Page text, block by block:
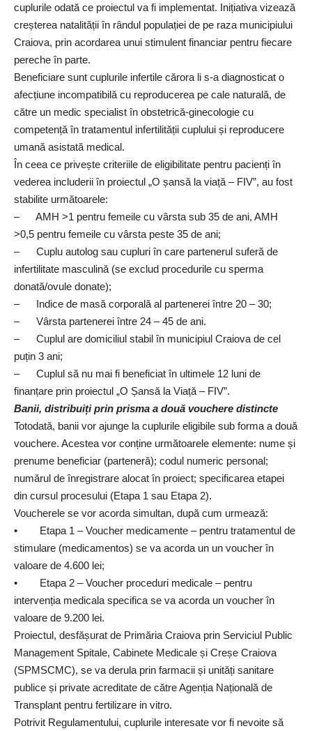
cuplurile odată ce proiectul va fi implementat. Inițiativa vizează
creșterea natalității în rândul populației de pe raza municipiului
Craiova, prin acordarea unui stimulent financiar pentru fiecare
pereche în parte.
Beneficiare sunt cuplurile infertile cărora li s-a diagnosticat o
afecțiune incompatibilă cu reproducerea pe cale naturală, de
către un medic specialist în obstetrică-ginecologie cu
competență în tratamentul infertilității cuplului și reproducere
umană asistată medical.
În ceea ce privește criteriile de eligibilitate pentru pacienți în
vederea includerii în proiectul „O șansă la viață – FIV”, au fost
stabilite următoarele:
– AMH >1 pentru femeile cu vârsta sub 35 de ani, AMH
>0,5 pentru femeile cu vârsta peste 35 de ani;
– Cuplu autolog sau cupluri în care partenerul suferă de
infertilitate masculină (se exclud procedurile cu sperma
donată/ovule donate);
– Indice de masă corporală al partenerei între 20 – 30;
– Vârsta partenerei între 24 – 45 de ani.
– Cuplul are domiciliul stabil în municipiul Craiova de cel
puțin 3 ani;
– Cuplul să nu mai fi beneficiat în ultimele 12 luni de
finanțare prin proiectul „O Șansă la Viață – FIV”.
Banii, distribuiți prin prisma a două vouchere distincte
Totodată, banii vor ajunge la cuplurile eligibile sub forma a două
vouchere. Acestea vor conține următoarele elemente: nume și
prenume beneficiar (parteneră); codul numeric personal;
numărul de înregistrare alocat în proiect; specificarea etapei
din cursul procesului (Etapa 1 sau Etapa 2).
Voucherele se vor acorda simultan, după cum urmează:
• Etapa 1 – Voucher medicamente – pentru tratamentul de
stimulare (medicamentos) se va acorda un un voucher în
valoare de 4.600 lei;
• Etapa 2 – Voucher proceduri medicale – pentru
intervenția medicala specifica se va acorda un voucher în
valoare de 9.200 lei.
Proiectul, desfășurat de Primăria Craiova prin Serviciul Public
Management Spitale, Cabinete Medicale și Creșe Craiova
(SPMSCMC), se va derula prin farmacii și unități sanitare
publice și private acreditate de către Agenția Națională de
Transplant pentru fertilizare in vitro.
Potrivit Regulamentului, cuplurile interesate vor fi nevoite să